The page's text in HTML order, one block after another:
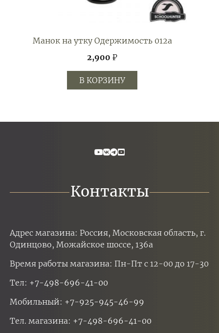
Манок на утку Одержимость 012а
2,900 ₽
В КОРЗИНУ
Контакты
Адрес магазина: Россия, Московская область, г.
Одинцово, Можайское шоссе, 136а
Время работы магазина: Пн-Пт с 12-00 до 17-30
Тел: +7-498-696-41-00
Мобильный: +7-925-945-46-99
Тел. магазина: +7-498-696-41-00